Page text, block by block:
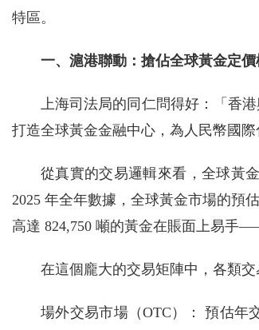
特區。
一、滬港聯動：搶佔全球黃金定
上海司法局的同仁問得好：「香
打造全球黃金金融中心，為人民幣國際
從真實的交易邏輯來看，全球黃
2025 年全年數據，全球黃金市場的預
高達 824,750 噸的黃金在賬面上易手
在這個龐大的交易矩陣中，各類
場外交易市場（OTC）： 預估年